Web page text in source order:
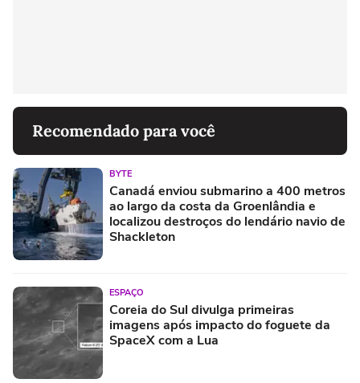
Recomendado para você
BYTE
Canadá enviou submarino a 400 metros
ao largo da costa da Groenlândia e
localizou destroços do lendário navio de
Shackleton
ESPAÇO
Coreia do Sul divulga primeiras
imagens após impacto do foguete da
SpaceX com a Lua